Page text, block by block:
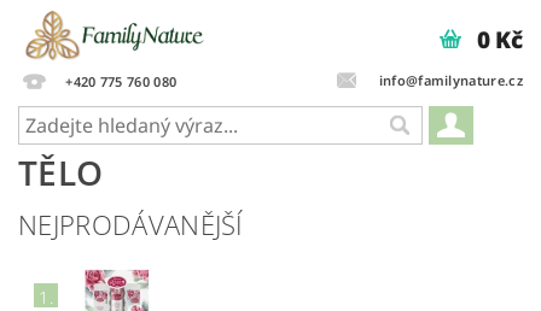
+420 775 760 080 info@familynature.cz
0 Kč
TĚLO
NEJPRODÁVANĚJŠÍ
1.